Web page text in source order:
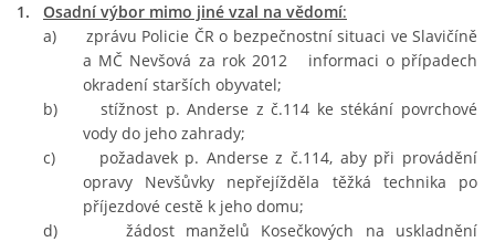
SLUŽBY
FOTOGALERIE
INZERCE
MATCH DAY
1. Osadní výbor mimo jiné vzal na vědomí:
a) zprávu Policie ČR o bezpečnostní situaci ve Slavičíně
a MČ Nevšová za rok 2012 informaci o případech
okradení starších obyvatel;
b) stížnost p. Anderse z č.114 ke stékání povrchové
vody do jeho zahrady;
c) požadavek p. Anderse z č.114, aby při provádění
opravy Nevšůvky nepřejížděla těžká technika po
příjezdové cestě k jeho domu;
d) žádost manželů Kosečkových na uskladnění